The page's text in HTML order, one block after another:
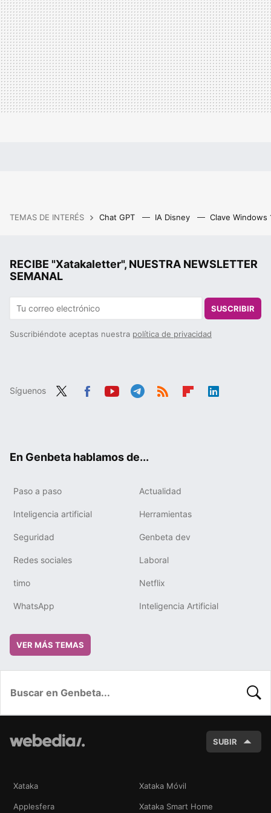
TEMAS DE INTERÉS Chat GPT IA Disney Clave Windows
RECIBE "Xatakaletter", NUESTRA NEWSLETTER
SEMANAL
SUSCRIBIR
Suscribiéndote aceptas nuestra política de privacidad
Síguenos
En Genbeta hablamos de...
Paso a paso Actualidad
Inteligencia artificial Herramientas
Seguridad Genbeta dev
Redes sociales Laboral
timo Netflix
WhatsApp Inteligencia Artificial
VER MÁS TEMAS
SUBIR
Xataka Xataka Móvil
Applesfera Xataka Smart Home